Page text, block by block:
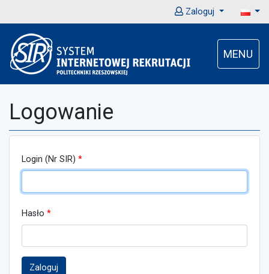
Zaloguj
MENU
Logowanie
Login (Nr SIR)
Hasło
Zaloguj